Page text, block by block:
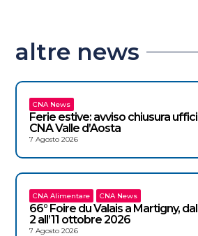
altre news
CNA News
Ferie estive: avviso chiusura uffici
CNA Valle d’Aosta
7 Agosto 2026
CNA Alimentare CNA News
66° Foire du Valais a Martigny, dal
2 all’11 ottobre 2026
7 Agosto 2026